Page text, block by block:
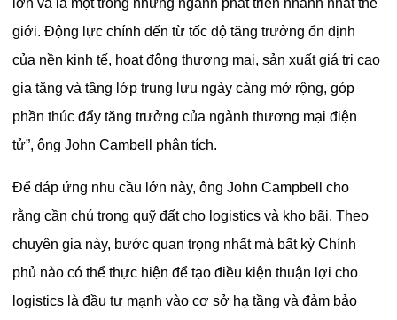
giới. Động lực chính đến từ tốc độ tăng trưởng ổn định
của nền kinh tế, hoạt động thương mại, sản xuất giá trị cao
gia tăng và tầng lớp trung lưu ngày càng mở rộng, góp
phần thúc đẩy tăng trưởng của ngành thương mại điện
tử”, ông John Cambell phân tích.
Để đáp ứng nhu cầu lớn này, ông John Campbell cho
rằng cần chú trọng quỹ đất cho logistics và kho bãi. Theo
chuyên gia này, bước quan trọng nhất mà bất kỳ Chính
phủ nào có thể thực hiện để tạo điều kiện thuận lợi cho
logistics là đầu tư mạnh vào cơ sở hạ tầng và đảm bảo